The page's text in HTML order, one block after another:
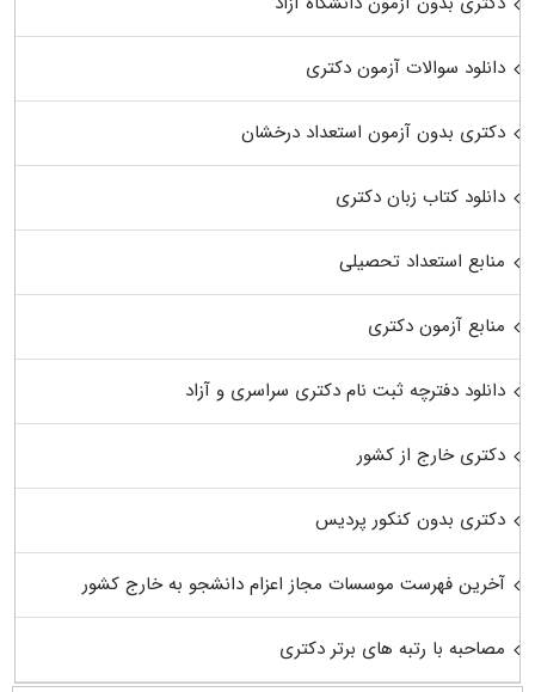
دانلود سوالات آزمون دکتری
دکتری بدون آزمون استعداد درخشان
دانلود کتاب زبان دکتری
منابع استعداد تحصیلی
منابع آزمون دکتری
دانلود دفترچه ثبت نام دکتری سراسری و آزاد
دکتری خارج از کشور
دکتری بدون کنکور پردیس
آخرین فهرست موسسات مجاز اعزام دانشجو به خارج کشور
مصاحبه با رتبه های برتر دکتری